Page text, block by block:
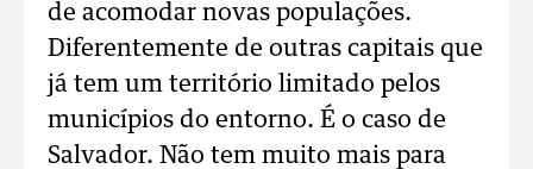
de acomodar novas populações.
Diferentemente de outras capitais que
já tem um território limitado pelos
municípios do entorno. É o caso de
Salvador. Não tem muito mais para